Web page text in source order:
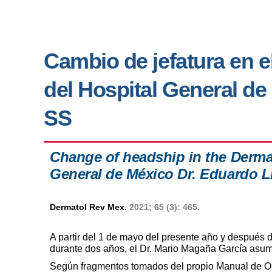
Cambio de jefatura en
del Hospital General
SS
Change of headship in the
General de México Dr. Eduardo
Dermatol Rev Mex. 2021; 65 (3): 465.
A partir del 1 de mayo del presente año y
durante dos años, el Dr. Mario Magaña García
Según fragmentos tomados del propio Manual de